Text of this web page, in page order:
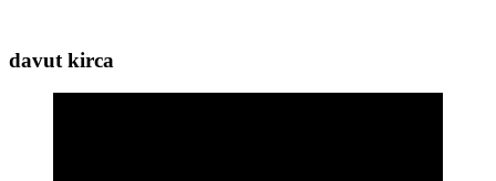
davut kirca